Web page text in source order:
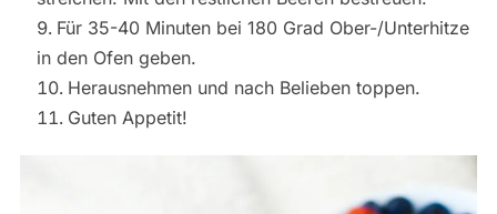
Für 35-40 Minuten bei 180 Grad Ober-/Unterhitze
in den Ofen geben.
Herausnehmen und nach Belieben toppen.
Guten Appetit!